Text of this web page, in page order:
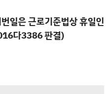
일은 근로기준법상 휴일인
다3386 판결)